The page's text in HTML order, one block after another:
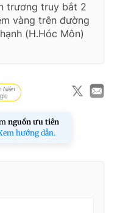
trương truy bắt 2
vàng trên đường
(H.Hóc Môn)
nguồn ưu tiên
hướng dẫn.